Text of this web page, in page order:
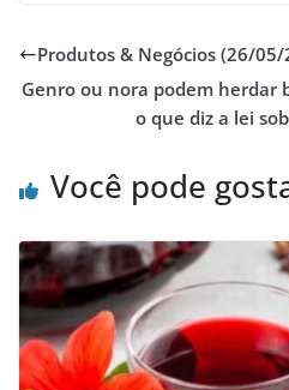
Produtos & Negócios (26/
Genro ou nora podem herdar
o que diz a lei
Você pode